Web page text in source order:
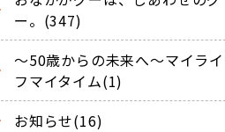
ー。(347)
～50歳からの未来へ～マイライ
フマイタイム(1)
お知らせ(16)